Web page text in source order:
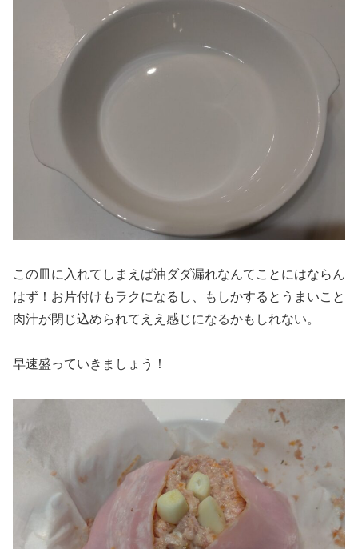
この皿に入れてしまえば油ダダ漏れなんてことにはならん
はず！お片付けもラクになるし、もしかするとうまいこと
肉汁が閉じ込められてええ感じになるかもしれない。
早速盛っていきましょう！